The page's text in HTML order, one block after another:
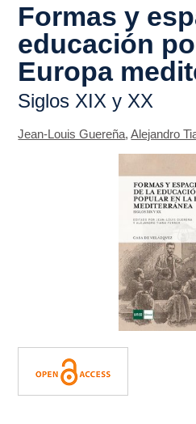
Formas y
educación
Europa
Siglos XIX y XX
Jean-Louis Guereña,Alejandro